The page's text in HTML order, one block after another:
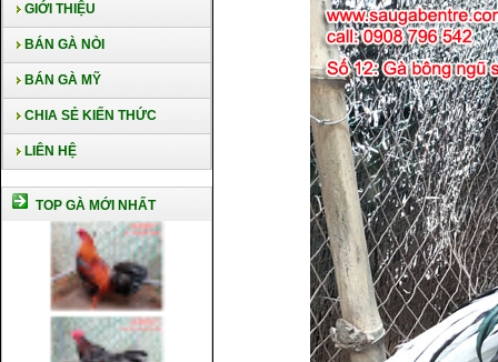
GIỚI THIỆU
BÁN GÀ NÒI
BÁN GÀ MỸ
CHIA SẺ KIẾN THỨC
LIÊN HỆ
TOP GÀ MỚI NHẤT